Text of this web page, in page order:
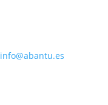
info@abantu.es